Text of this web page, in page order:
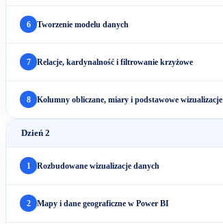
6 Tworzenie modelu danych
7 Relacje, kardynalność i filtrowanie krzyżowe
8 Kolumny obliczane, miary i podstawowe wizualizacje
Dzień 2
1 Rozbudowane wizualizacje danych
2 Mapy i dane geograficzne w Power BI